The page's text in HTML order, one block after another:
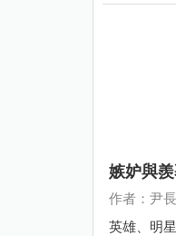
嫉妒與
作者：尹
英雄、明